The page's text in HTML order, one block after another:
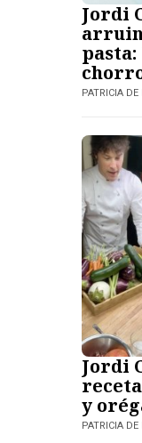
Jordi
PATRICIA DE
Jordi
y
PATRICIA DE